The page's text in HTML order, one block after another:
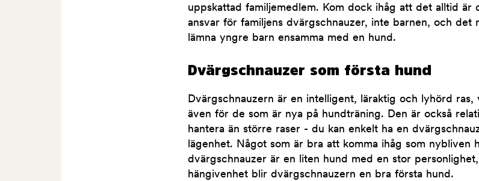
uppskattad familjemedlem. Kom dock ihåg att det alltid är
ansvar för familjens dvärgschnauzer, inte barnen, och det
lämna yngre barn ensamma med en hund.
Dvärgschnauzer som första hund
Dvärgschnauzern är en intelligent, läraktig och lyhörd
även för de som är nya på hundträning. Den är också
hantera än större raser - du kan enkelt ha en
lägenhet. Något som är bra att komma ihåg som nybliven
dvärgschnauzer är en liten hund med en stor
hängivenhet blir dvärgschnauzern en bra första hund.